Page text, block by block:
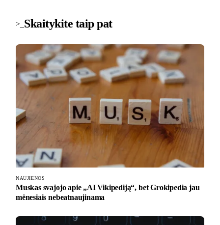
>_ Skaitykite taip pat
NAUJIENOS
Muskas svajojo apie „AI Vikipediją“, bet Grokipedia jau
mėnesiais nebeatnaujinama